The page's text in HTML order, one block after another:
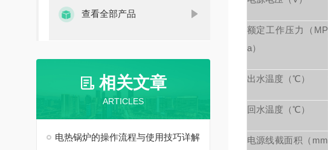
查看全部产品
相关文章
ARTICLES
电热锅炉的操作流程与使用技巧详解
额定工作压力（MP
a）
出水温度（℃）
回水温度（℃）
电源线截面积（mm